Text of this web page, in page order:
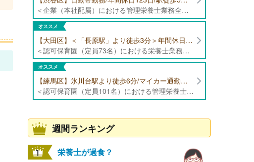
＜企業（本社配属）における管理栄養士業務全般＞ ・本社および在宅（週1日程度）で、運営・受託する保育園（約50箇所）の管理栄養士・マネジメント業務全般 ・調理指導、育成 ・調理代行※欠員時 ・衛生管理 ・献立作成 ・食材発注 ・園長、調理スタッフとの給食会議 ・クライアント企業との給食会議（食育等の企画提案） ・採用業務（面接・施設見学同行）など ・担当保育園の定期巡回（直行やオンライン対応あり） ※23区内の認可保育園や、事業所内保育園（市川市、古河市、厚木市・追浜等）
オススメ
【大田区】＜「長原駅」より徒歩3分＞年間休日120日以上/最大10連休取得可能/日勤帯勤務のみ 認可保育園（定員73名）にて、栄養士の募集！
＜認可保育園（定員73名）における栄養士業務全般＞ ・調理（朝おやつ・給食・おやつ・補食） ・盛付け、片づけ ・食育、保育室への給食ラウンド、事務業務 ・調理室のお掃除、備蓄の確認、発注など ※定員:73名(0歳児6名、1歳歳児10名、2歳児12名、3歳-5歳児各15名)
オススメ
【練馬区】氷川台駅より徒歩6分/マイカー通勤可能/年間休日120日/賞与高水準 認可保育園（定員101名）にて管理栄養士・栄養士・調理師募集！
＜認可保育園（定員101名）における管理栄養士・栄養士・調理師業務全般＞ ・調理業務全般 ・離乳食、アレルギー除去食対応 ・食育活動
週間ランキング
栄養士が過食？